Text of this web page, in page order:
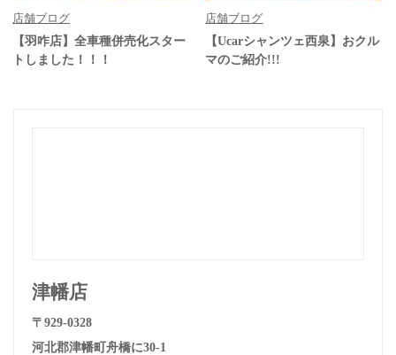
店舗ブログ
【羽咋店】全車種併売化スター
トしました！！！
店舗ブログ
【Ucarシャンツェ西泉】おクル
マのご紹介!!!
津幡店
〒929-0328
河北郡津幡町舟橋に30-1